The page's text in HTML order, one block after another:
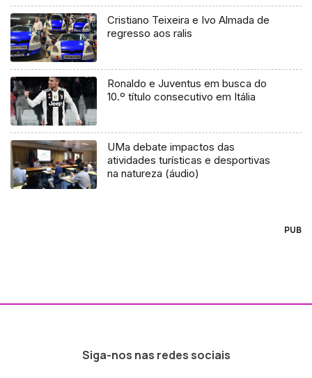
Cristiano Teixeira e Ivo Almada de
regresso aos ralis
Ronaldo e Juventus em busca do
10.º título consecutivo em Itália
UMa debate impactos das
atividades turísticas e desportivas
na natureza (áudio)
PUB
Siga-nos nas redes sociais